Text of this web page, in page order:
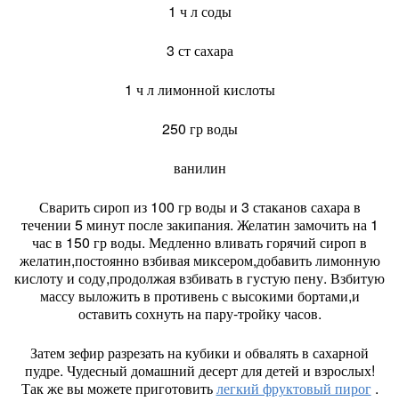
1 ч л соды
3 ст сахара
1 ч л лимонной кислоты
250 гр воды
ванилин
Сварить сироп из 100 гр воды и 3 стаканов сахара в
течении 5 минут после закипания. Желатин замочить на 1
час в 150 гр воды. Медленно вливать горячий сироп в
желатин,постоянно взбивая миксером,добавить лимонную
кислоту и соду,продолжая взбивать в густую пену. Взбитую
массу выложить в противень с высокими бортами,и
оставить сохнуть на пару-тройку часов.
Затем зефир разрезать на кубики и обвалять в сахарной
пудре. Чудесный домашний десерт для детей и взрослых!
Так же вы можете приготовитьлегкий фруктовый пирог.